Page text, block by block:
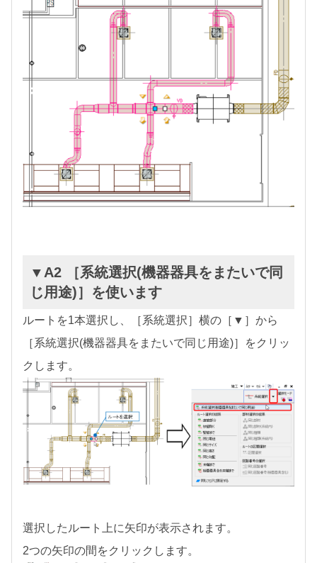
▼A2 ［系統選択(機器器具をまたいで同
じ用途)］を使います
ルートを1本選択し、［系統選択］横の［▼］から
［系統選択(機器器具をまたいで同じ用途)］をクリッ
クします。
選択したルート上に矢印が表示されます。
2つの矢印の間をクリックします。